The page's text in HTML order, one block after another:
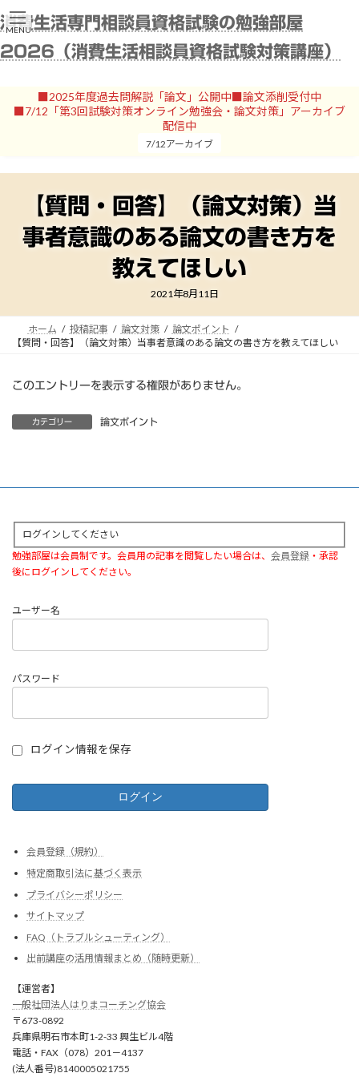
ン
ン
ビ
ー
消費生活専門相談員資格試験の勉強部屋
2026（消費生活相談員資格試験対策講座）
■2025年度過去問解説「論文」公開中■論文添削受付中
■7/12「第3回試験対策オンライン勉強会・論文対策」アーカイブ
配信中
7/12アーカイブ
【質問・回答】（論文対策）当
事者意識のある論文の書き方を
教えてほしい
2021年8月11日
ホーム 投稿記事 論文対策
論文ポイント
【質問・回答】（論文対策）当事者意識のある論文の書き方を教えてほしい
このエントリーを表示する権限がありません。
カテゴリー 論文ポイント
ログインしてください
勉強部屋は会員制です。会員用の記事を閲覧したい場合は、 会員登録 ・承認
後にログインしてください。
ユーザー名
パスワード
ログイン情報を保存
会員登録（規約）
特定商取引法に基づく表示
プライバシーポリシー
サイトマップ
FAQ（トラブルシューティング）
出前講座の活用情報まとめ（随時更新）
【運営者】
一般社団法人はりまコーチング協会
〒673-0892
兵庫県明石市本町1-2-33 興生ビル4階
電話・FAX（078）201－4137
(法人番号)8140005021755
MENU